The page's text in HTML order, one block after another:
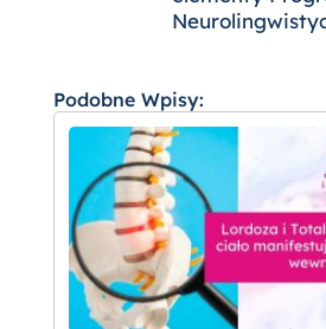
Podobne Wpisy: